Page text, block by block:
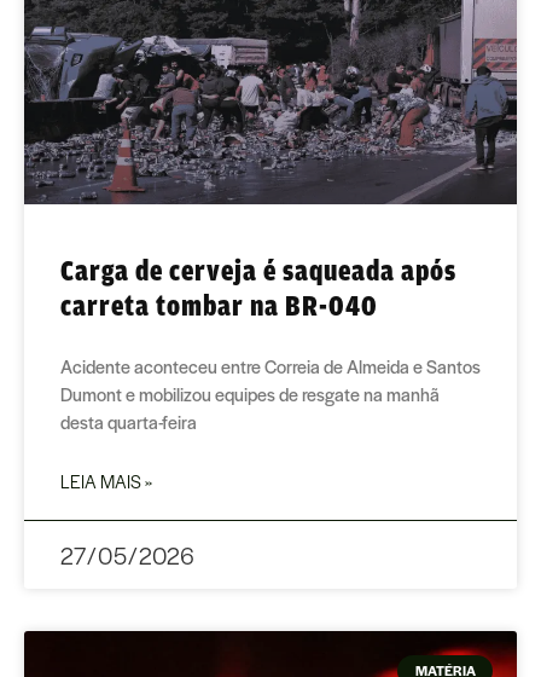
Carga de cerveja é saqueada após
carreta tombar na BR-040
Acidente aconteceu entre Correia de Almeida e Santos
Dumont e mobilizou equipes de resgate na manhã
desta quarta-feira
LEIA MAIS »
27/05/2026
MATÉRIA